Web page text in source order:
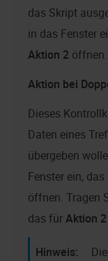
das Skript
in das Fenster
Aktion 2 öffnen.
Aktion bei
Dieses
Daten eines
übergeben
Fenster ein,
öffnen. Tragen
das fürAktion 2